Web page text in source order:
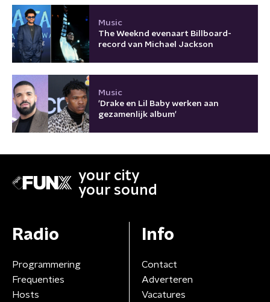
Music
The Weeknd evenaart Billboard-
record van Michael Jackson
Music
'Drake en Lil Baby werken aan
gezamenlijk album'
your city
your sound
Radio
Programmering
Frequenties
Hosts
Info
Contact
Adverteren
Vacatures